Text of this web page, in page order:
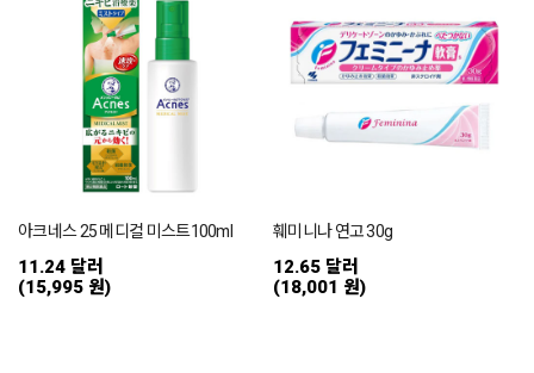
아크네스 25 메디컬 미스트100ml
11.24 달러
(15,995 원)
훼미니나 연고 30g
12.65 달러
(18,001 원)